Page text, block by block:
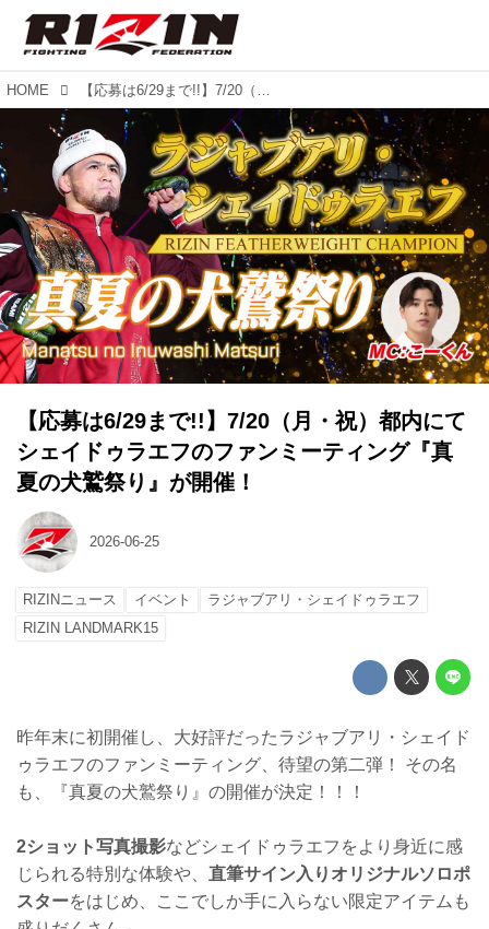
HOME 【応募は6/29まで!!】7/20（月・祝）都内にてシェイドゥラエフのファンミーティング『真夏の犬鷲祭り』が開催！
【応募は6/29まで!!】7/20（月・祝）都内にて
シェイドゥラエフのファンミーティング『真
夏の犬鷲祭り』が開催！
2026-06-25
RIZINニュース イベント
ラジャブアリ・シェイドゥラエフ
RIZIN LANDMARK15
昨年末に初開催し、大好評だったラジャブアリ・シェイド
ゥラエフのファンミーティング、待望の第二弾！ その名
も、『真夏の犬鷲祭り』の開催が決定！！！
2ショット写真撮影などシェイドゥラエフをより身近に感
じられる特別な体験や、 直筆サイン入りオリジナルソロポ
スターをはじめ、ここでしか手に入らない限定アイテムも